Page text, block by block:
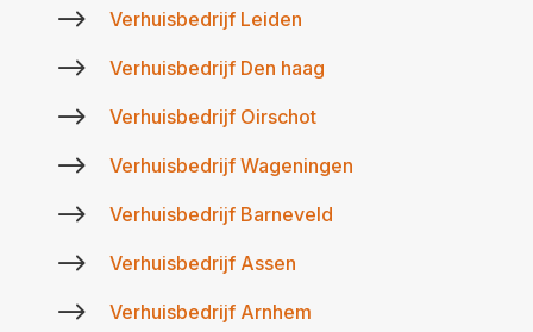
$ Verhuisbedrijf Leiden
$ Verhuisbedrijf Den haag
$ Verhuisbedrijf Oirschot
$ Verhuisbedrijf Wageningen
$ Verhuisbedrijf Barneveld
$ Verhuisbedrijf Assen
$ Verhuisbedrijf Arnhem